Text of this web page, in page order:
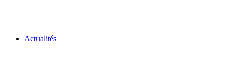
Actualités